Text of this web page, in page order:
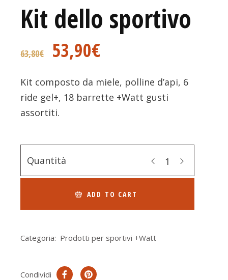
Kit dello sportivo
63,80€ 53,90€
Kit composto da miele, polline d’api, 6
ride gel+, 18 barrette +Watt gusti
assortiti.
Quantità
ADD TO CART
Categoria: Prodotti per sportivi +Watt
Condividi